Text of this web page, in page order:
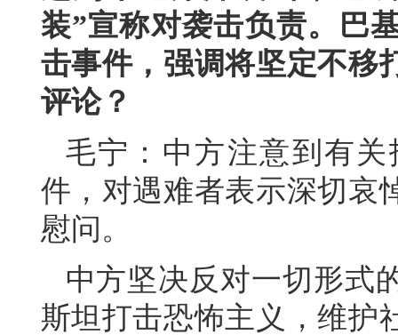
装”宣称对袭击负责。巴
击事件，强调将坚定不移
评论？
毛宁：中方注意到有
件，对遇难者表示深切哀
慰问。
中方坚决反对一切形式
斯坦打击恐怖主义，维护